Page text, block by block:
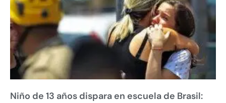
Niño de 13 años dispara en escuela de Brasil: